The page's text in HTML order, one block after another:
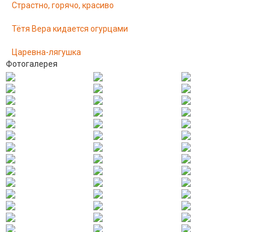
Страстно, горячо, красиво
Тётя Вера кидается огурцами
Царевна-лягушка
Фотогалерея